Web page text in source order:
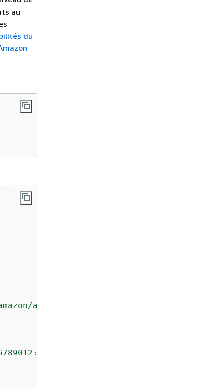
au
du
amazon-ecs-sample"
amazon/amazon-ecs-sample"